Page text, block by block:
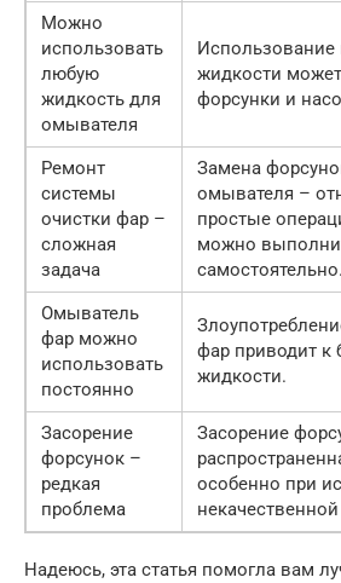
Можно
использовать
любую
жидкость для
омывателя
Использование
жидкости
форсунки и
Ремонт
системы
очистки фар –
сложная
задача
Замена
омывателя –
простые
можно
самостоятельно.
Омыватель
фар можно
использовать
постоянно
фар приводит к
жидкости.
Засорение
форсунок –
редкая
проблема
Засорение
особенно при
Надеюсь, эта статья помогла вам